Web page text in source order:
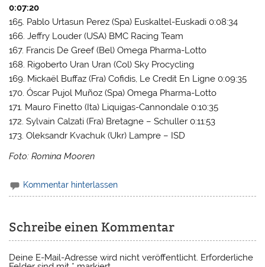
0:07:20
165. Pablo Urtasun Perez (Spa) Euskaltel-Euskadi 0:08:34
166. Jeffry Louder (USA) BMC Racing Team
167. Francis De Greef (Bel) Omega Pharma-Lotto
168. Rigoberto Uran Uran (Col) Sky Procycling
169. Mickaël Buffaz (Fra) Cofidis, Le Credit En Ligne 0:09:35
170. Óscar Pujol Muñoz (Spa) Omega Pharma-Lotto
171. Mauro Finetto (Ita) Liquigas-Cannondale 0:10:35
172. Sylvain Calzati (Fra) Bretagne – Schuller 0:11:53
173. Oleksandr Kvachuk (Ukr) Lampre – ISD
Foto: Romina Mooren
Kommentar hinterlassen
Schreibe einen Kommentar
Deine E-Mail-Adresse wird nicht veröffentlicht. Erforderliche